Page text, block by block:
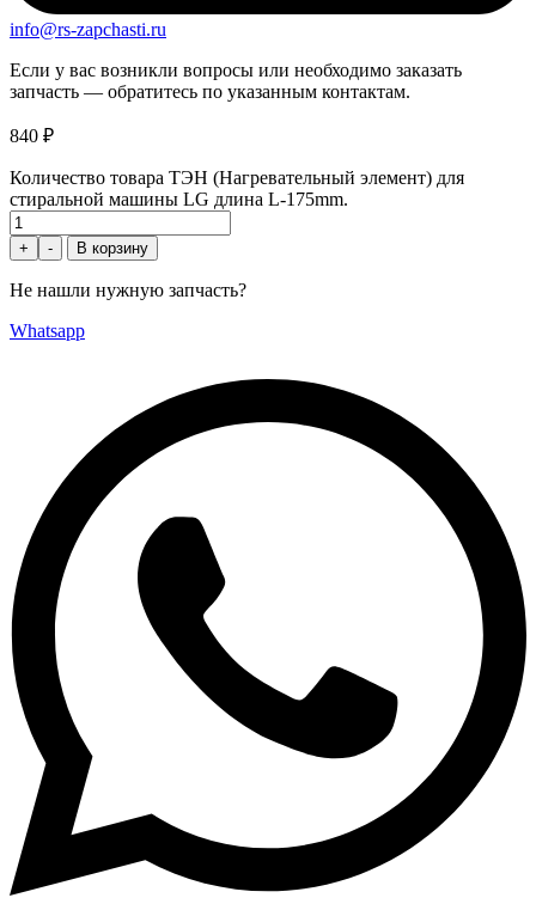
info@rs-zapchasti.ru
Если у вас возникли вопросы или необходимо заказать
запчасть — обратитесь по указанным контактам.
840 ₽
Количество товара ТЭН (Нагревательный элемент) для
стиральной машины LG длина L-175mm.
+ - В корзину
Не нашли нужную запчасть?
Whatsapp